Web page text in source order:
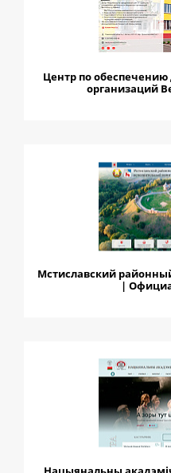
Центр по
организаций
Мстиславский
|